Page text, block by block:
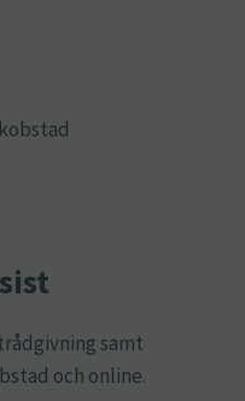
samt
och online.